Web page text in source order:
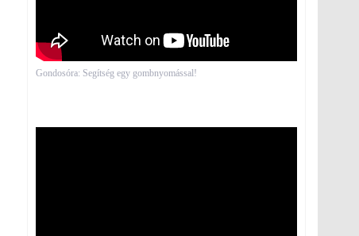
Gondosóra: Segítség egy gombnyomással!